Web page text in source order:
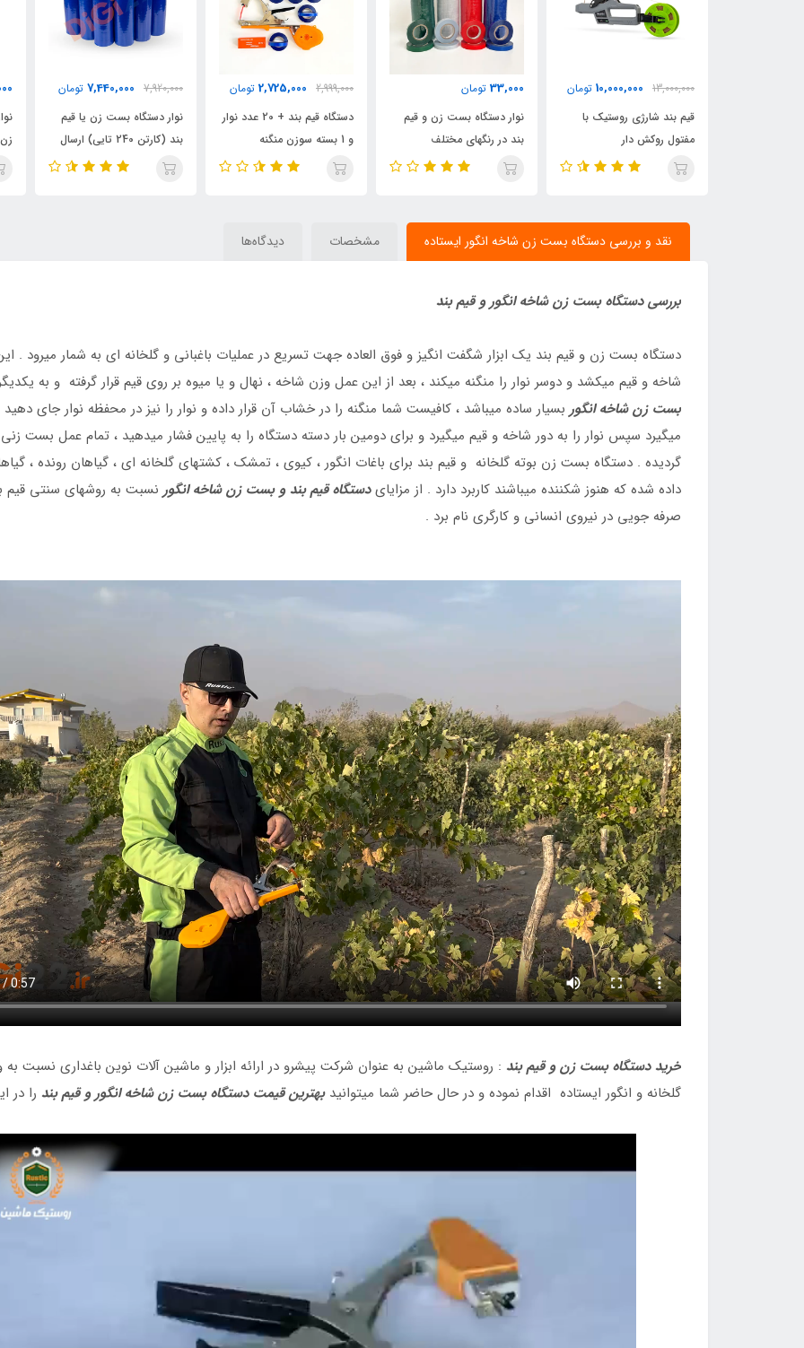
33,000 تومان
نوار دستگاه بست زن و قیم
بند در رنگهای مختلف
2,999,000
2,725,000
دستگاه قیم بند + 20 عدد نوار
و 1 بسته سوزن منگنه
7,920,000
7,440,000 تومان
نوار دستگاه بست زن یا قیم
بند (کارتن 240 تایی) ارسال
رایگان
660,000
تومان
نوار دستگاه بست زن یا گره
زن (بسته 20 تایی)
نقد و بررسی دستگاه بست زن شاخه انگور ایستاده مشخصات دیدگاه‌ها
بررسی دستگاه بست زن شاخه انگور و قیم بند
دستگاه بست زن و قیم بند یک ابزار شگفت انگیز و فوق العاده جهت تسریع در عملیات باغبانی و گلخانه ای به شمار میرود .
شاخه و قیم میکشد و دوسر نوار را منگنه میکند ، بعد از این عمل وزن شاخه ، نهال و یا میوه بر روی قیم قرار گرفته و به
بست زن شاخه انگور بسیار ساده میباشد ، کافیست شما منگنه را در خشاب آن قرار داده و نوار را نیز در محفظه نوار جای
میگیرد سپس نوار را به دور شاخه و قیم میگیرد و برای دومین بار دسته دستگاه را به پایین فشار میدهید ، تمام عمل بست
گردیده . دستگاه بست زن بوته گلخانه و قیم بند برای باغات انگور ، کیوی ، تمشک ، کشتهای گلخانه ای ، گیاهان رونده ،
داده شده که هنوز شکننده میباشند کاربرد دارد . از مزایایدستگاه قیم بند و بست زن شاخه انگور نسبت به روشهای سنتی قیم
صرفه جویی در نیروی انسانی و کارگری نام برد .
خرید دستگاه بست زن و قیم بند : روستیک ماشین به عنوان شرکت پیشرو در ارائه ابزار و ماشین آلات نوین باغداری نسبت
گلخانه و انگور ایستاده اقدام نموده و در حال حاضر شما میتوانیدبهترین قیمت دستگاه بستزن شاخه انگور و قیم بند را در